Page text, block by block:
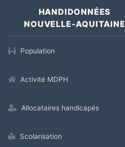
HANDIDONNÉES
NOUVELLE-AQUITAINE
Population
Activité MDPH
Allocataires handicapés
Scolarisation